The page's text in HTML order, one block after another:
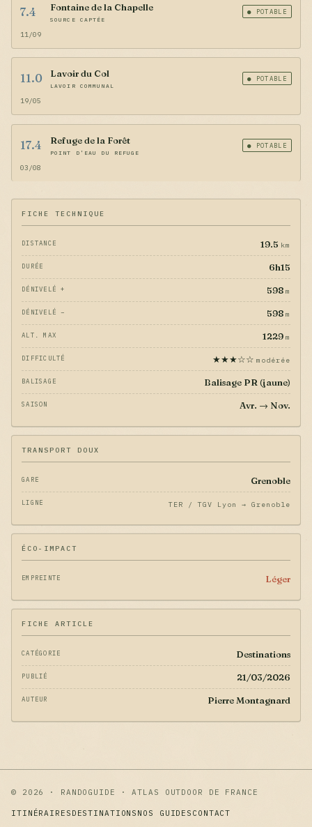
7.4 Fontaine de la Chapelle
SOURCE CAPTÉE
● POTABLE
11/09
11.0 Lavoir du Col
LAVOIR COMMUNAL
● POTABLE
19/05
17.4 Refuge de la Forêt
POINT D'EAU DU REFUGE
● POTABLE
03/08
FICHE TECHNIQUE
DISTANCE 19.5 km
DURÉE 6h15
DÉNIVELÉ + 598 m
DÉNIVELÉ − 598 m
ALT. MAX 1229 m
DIFFICULTÉ ★★★☆☆ modérée
BALISAGE Balisage PR (jaune)
SAISON Avr. → Nov.
TRANSPORT DOUX
GARE Grenoble
LIGNE TER / TGV Lyon → Grenoble
ÉCO-IMPACT
EMPREINTE Léger
FICHE ARTICLE
CATÉGORIE Destinations
PUBLIÉ 21/03/2026
AUTEUR Pierre Montagnard
© 2026 · RANDOGUIDE · ATLAS OUTDOOR DE FRANCE
ITINÉRAIRES DESTINATIONS NOS GUIDES CONTACT